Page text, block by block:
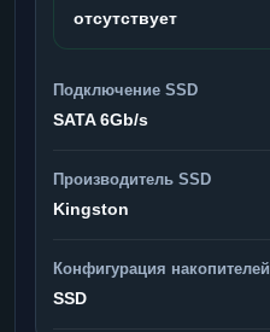
отсутствует
Подключение SSD
SATA 6Gb/s
Производитель SSD
Kingston
Конфигурация накопителей
SSD